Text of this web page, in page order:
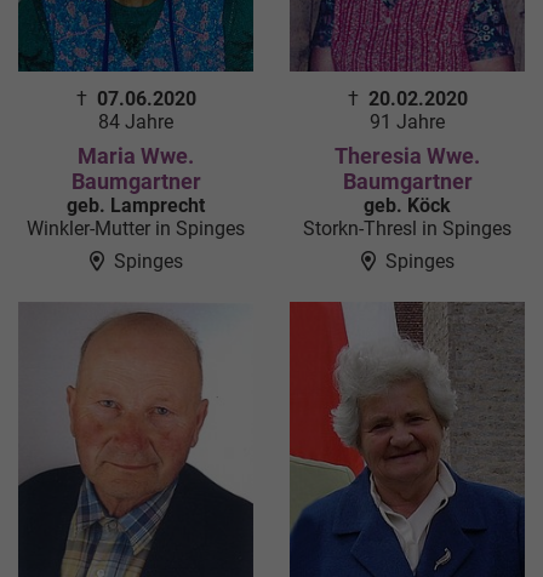
† 07.06.2020
84 Jahre
Maria Wwe.
Baumgartner
geb. Lamprecht
Winkler-Mutter in Spinges
Spinges
† 20.02.2020
91 Jahre
Theresia Wwe.
Baumgartner
geb. Köck
Storkn-Thresl in Spinges
Spinges